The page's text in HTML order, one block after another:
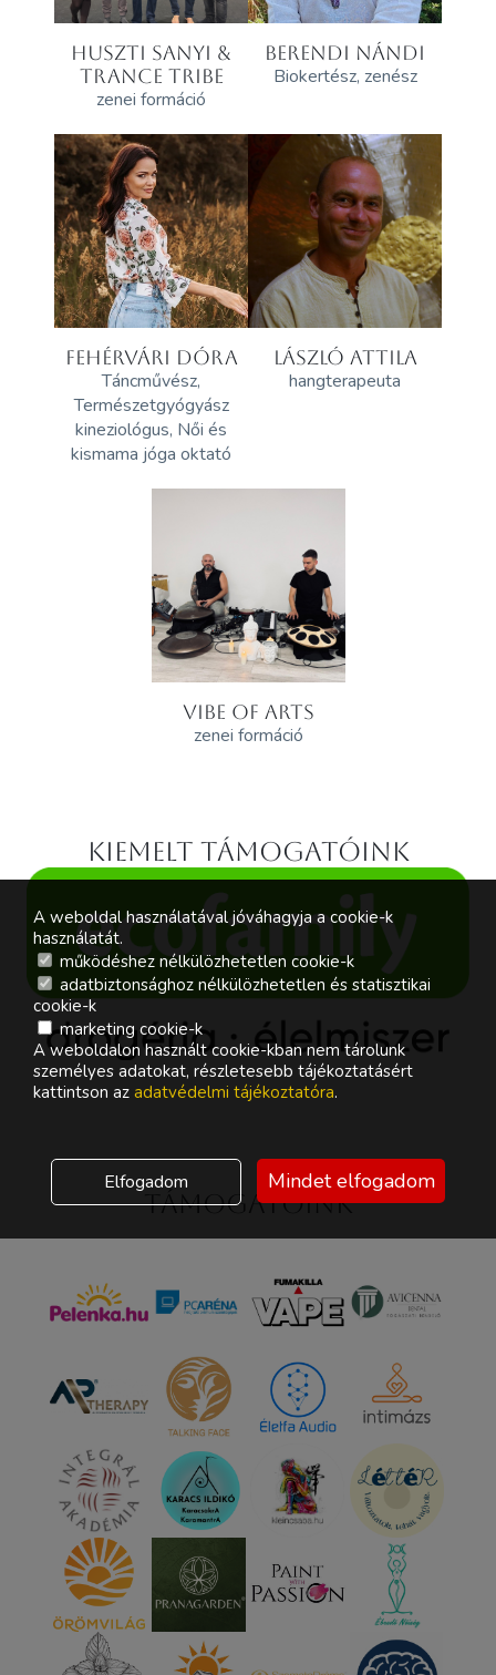
HUSZTI SANYI &
TRANCE TRIBE
zenei formáció
BERENDI NÁNDI
Biokertész, zenész
FEHÉRVÁRI DÓRA
Táncművész,
Természetgyógyász
kineziológus, Női és
kismama jóga oktató
LÁSZLÓ ATTILA
hangterapeuta
VIBE OF ARTS
zenei formáció
Kiemelt támogatóink
Támogatóink
A weboldal használatával jóváhagyja a cookie-k
használatát.
működéshez nélkülözhetetlen cookie-k
adatbiztonsághoz nélkülözhetetlen és statisztikai
cookie-k
marketing cookie-k
A weboldalon használt cookie-kban nem tárolunk
személyes adatokat, részletesebb tájékoztatásért
kattintson az adatvédelmi tájékoztatóra.
Elfogadom Mindet elfogadom